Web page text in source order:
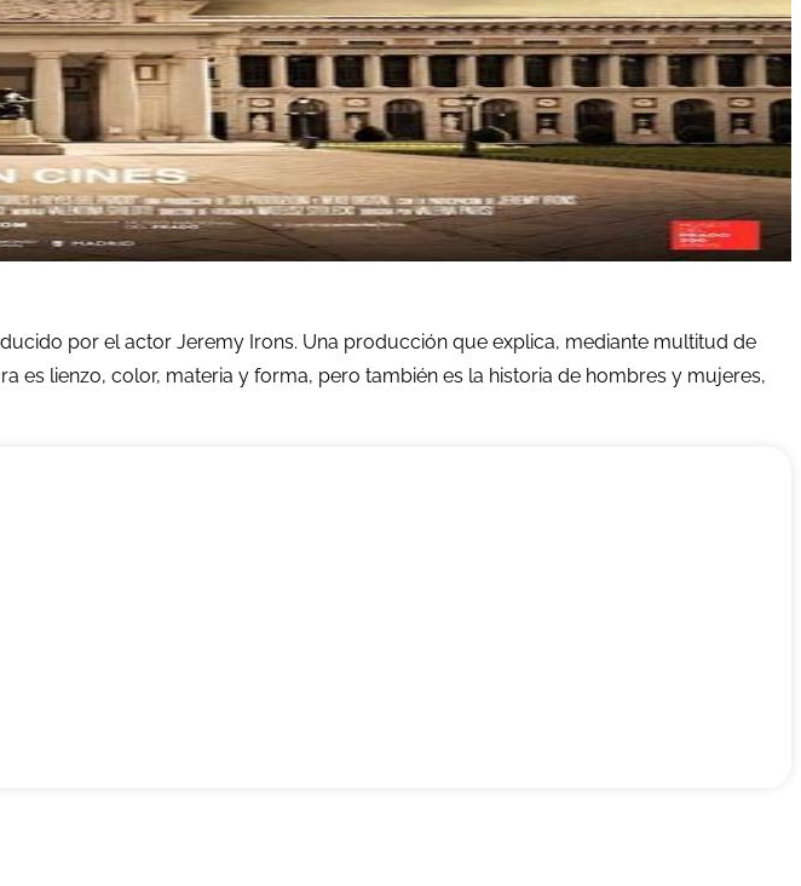
por el actor Jeremy Irons. Una producción que explica, mediante multitud de
es lienzo, color, materia y forma, pero también es la historia de hombres y mujeres,